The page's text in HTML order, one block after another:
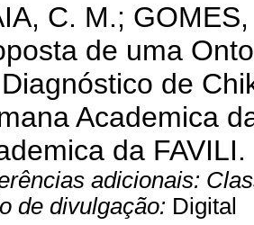
C. M.;
de uma
de
Academica
da FAVILI.
adicionais:
de divulgação: Digital